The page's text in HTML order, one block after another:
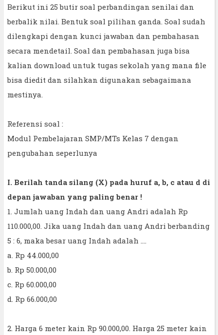
Berikut ini 25 butir soal perbandingan senilai dan
berbalik nilai. Bentuk soal pilihan ganda. Soal sudah
dilengkapi dengan kunci jawaban dan pembahasan
secara mendetail. Soal dan pembahasan juga bisa
kalian download untuk tugas sekolah yang mana file
bisa diedit dan silahkan digunakan sebagaimana
mestinya.
Referensi soal :
Modul Pembelajaran SMP/MTs Kelas 7 dengan
pengubahan seperlunya
I. Berilah tanda silang (X) pada huruf a, b, c atau d di
depan jawaban yang paling benar !
1. Jumlah uang Indah dan uang Andri adalah Rp
110.000,00. Jika uang Indah dan uang Andri berbanding
5 : 6, maka besar uang Indah adalah ....
a. Rp 44.000,00
b. Rp 50.000,00
c. Rp 60.000,00
d. Rp 66.000,00
2. Harga 6 meter kain Rp 90.000,00. Harga 25 meter kain